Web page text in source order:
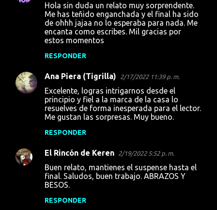
Hola sin duda un relato muy sorprendente.
Me has teñido enganchada y el final ha sido
de ohhh jajaa no lo esperaba para nada. Me
encanta como escribes. Mil gracias por
estos momentos
RESPONDER
Ana Piera (Tigrilla) 2/17/2022 11:39 p. m.
Excelente, logras intrigarnos desde el
principio y fiel a la marca de la casa lo
resuelves de forma inesperada para el lector.
Me gustan las sorpresas. Muy bueno.
RESPONDER
El Rincón de Keren 2/19/2022 5:52 p. m.
Buen relato, mantienes el suspense hasta el
final. Saludos, buen trabajo. ABRAZOS Y
BESOS.
RESPONDER